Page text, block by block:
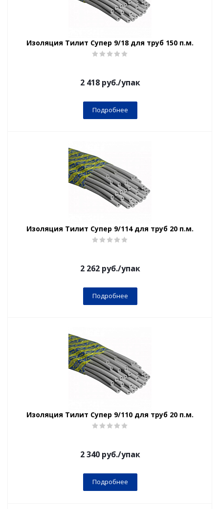
Изоляция Тилит Супер 9/18 для труб 150 п.м.
2 418руб./упак
Подробнее
Изоляция Тилит Супер 9/114 для труб 20 п.м.
2 262руб./упак
Подробнее
Изоляция Тилит Супер 9/110 для труб 20 п.м.
2 340руб./упак
Подробнее